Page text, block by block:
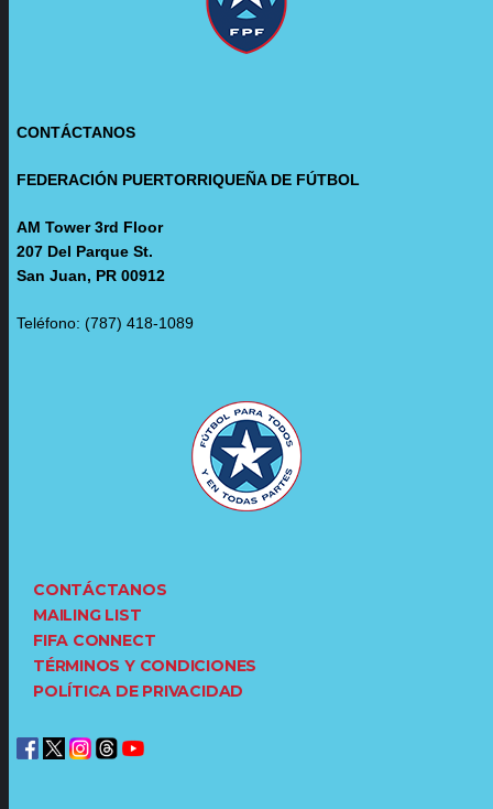
CONTÁCTANOS
FEDERACIÓN PUERTORRIQUEÑA DE FÚTBOL
AM Tower 3rd Floor
207 Del Parque St.
San Juan, PR 00912
Teléfono: (787) 418-1089
CONTÁCTANOS
MAILING LIST
FIFA CONNECT
TÉRMINOS Y CONDICIONES
POLÍTICA DE PRIVACIDAD